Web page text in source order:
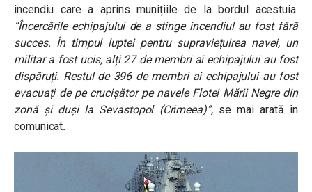
incendiu care a aprins munițiile de la bordul acestuia.
“Încercările echipajului de a stinge incendiul au fost fără
succes. În timpul luptei pentru supraviețuirea navei, un
militar a fost ucis, alți 27 de membri ai echipajului au fost
dispăruți. Restul de 396 de membri ai echipajului au fost
evacuați de pe crucișător pe navele Flotei Mării Negre din
zonă și duși la Sevastopol (Crimeea)”, se mai arată în
comunicat.